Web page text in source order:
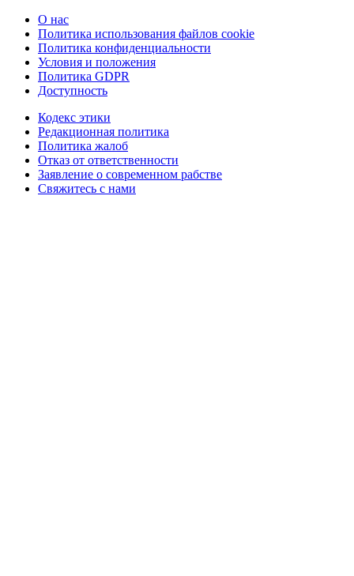
О нас
Политика использования файлов cookie
Политика конфиденциальности
Условия и положения
Политика GDPR
Доступность
Кодекс этики
Редакционная политика
Политика жалоб
Отказ от ответственности
Заявление о современном рабстве
Свяжитесь с нами